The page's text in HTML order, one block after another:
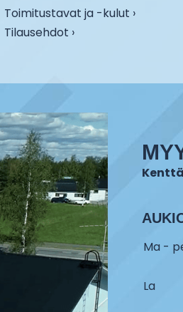
Toimitustavat ja -kulut ›
Tilausehdot ›
Ma -
La